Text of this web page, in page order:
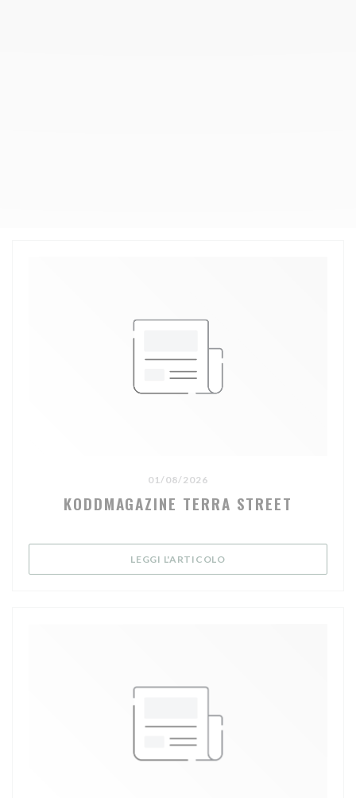
01/08/2026
KODDMAGAZINE TERRA STREET
LEGGI L'ARTICOLO((APRE UNA NUOVA